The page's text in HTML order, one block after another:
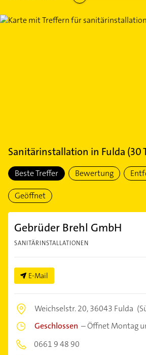
Sanitärinstallation in Fulda (30
Beste Treffer Bewertung
Geöffnet
Gebrüder Brehl GmbH
SANITÄRINSTALLATIONEN
E-Mail
Weichselstr. 20,36043 Fulda
Geschlossen –Öffnet Montag
0661 9 48 90